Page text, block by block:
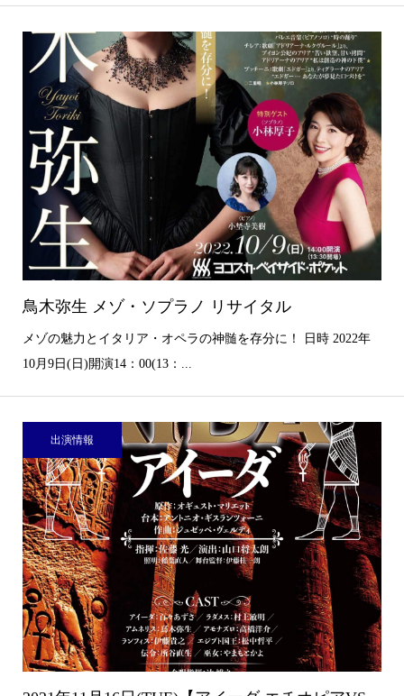
鳥木弥生 メゾ・ソプラノ リサイタル
メゾの魅力とイタリア・オペラの神髄を存分に！ 日時 2022年
10月9日(日)開演14：00(13：...
出演情報